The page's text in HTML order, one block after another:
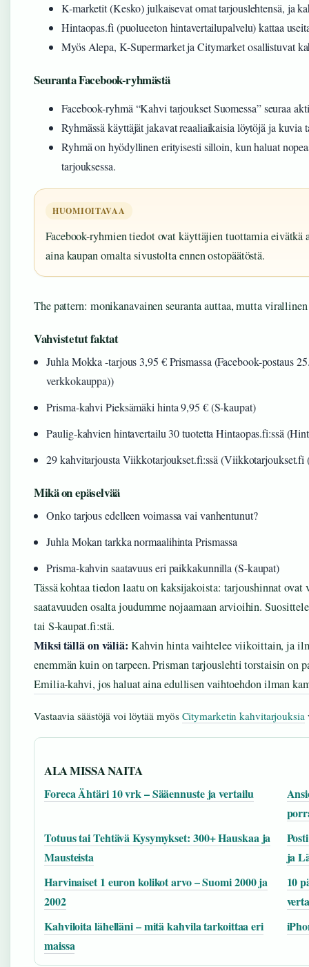
K-marketit (Kesko) julkaisevat omat tarjouslehtensä, ja
Hintaopas.fi (puolueeton hintavertailupalvelu) kattaa
Myös Alepa, K-Supermarket ja Citymarket osallistuvat
Seuranta Facebook-ryhmästä
Facebook-ryhmä “Kahvi tarjoukset Suomessa” seuraa
Ryhmässä käyttäjät jakavat reaaliaikaisia löytöjä ja kuvia
Ryhmä on hyödyllinen erityisesti silloin, kun haluat
tarjouksessa.
HUOMIOITAVAA
Facebook-ryhmien tiedot ovat käyttäjien tuottamia eivätkä
aina kaupan omalta sivustolta ennen ostopäätöstä.
The pattern: monikanavainen seuranta auttaa, mutta
Vahvistetut faktat
Juhla Mokka -tarjous 3,95 € Prismassa (Facebook-postaus
verkkokauppa))
Prisma-kahvi Pieksämäki hinta 9,95 € (S-kaupat)
Paulig-kahvien hintavertailu 30 tuotetta Hintaopas.fi:ssä
29 kahvitarjousta Viikkotarjoukset.fi:ssä (Viikkotarjoukset.fi
Mikä on epäselvää
Onko tarjous edelleen voimassa vai vanhentunut?
Juhla Mokan tarkka normaalihinta Prismassa
Prisma-kahvin saatavuus eri paikkakunnilla (S-kaupat)
Tässä kohtaa tiedon laatu on kaksijakoista: tarjoushinnat
saatavuuden osalta joudumme nojaamaan arvioihin.
tai S-kaupat.fi:stä.
Miksi tällä on väliä: Kahvin hinta vaihtelee viikoittain, ja
enemmän kuin on tarpeen. Prisman tarjouslehti torstaisin on
Emilia-kahvi, jos haluat aina edullisen vaihtoehdon ilman
Vastaavia säästöjä voi löytää myös Citymarketin kahvitarjouksia
ALA MISSA NAITA
Foreca Ähtäri 10 vrk – Sääennuste ja vertailu
Totuus tai Tehtävä Kysymykset: 300+ Hauskaa ja
Mausteista
ja
Harvinaiset 1 euron kolikot arvo – Suomi 2000 ja
2002
10
Kahviloita lähelläni – mitä kahvila tarkoittaa eri
maissa